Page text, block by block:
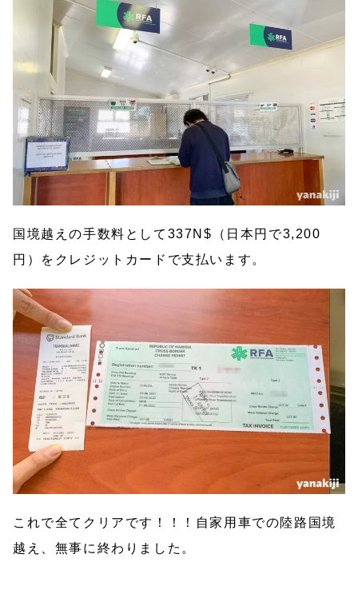
国境越えの手数料として337N$（日本円で3,200
円）をクレジットカードで支払います。
これで全てクリアです！！！自家用車での陸路国境
越え、無事に終わりました。